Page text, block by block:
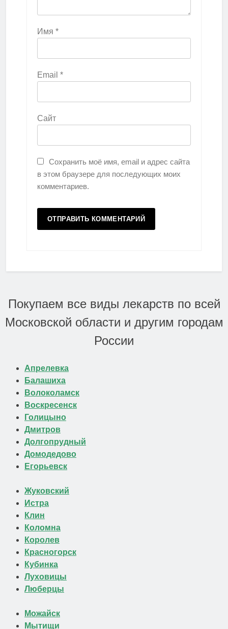
Имя *
Email *
Сайт
Сохранить моё имя, email и адрес сайта
в этом браузере для последующих моих
комментариев.
Покупаем все виды лекарств по всей
Московской области и другим городам
России
Апрелевка
Балашиха
Волоколамск
Воскресенск
Голицыно
Дмитров
Долгопрудный
Домодедово
Егорьевск
Жуковский
Истра
Клин
Коломна
Королев
Красногорск
Кубинка
Луховицы
Люберцы
Можайск
Мытищи